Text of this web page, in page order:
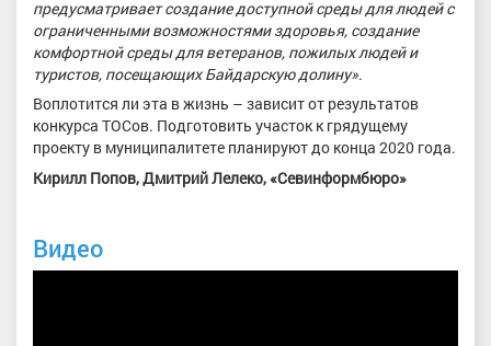
предусматривает создание доступной среды для людей с
ограниченными возможностями здоровья, создание
комфортной среды для ветеранов, пожилых людей и
туристов, посещающих Байдарскую долину».
Воплотится ли эта в жизнь – зависит от результатов
конкурса ТОСов. Подготовить участок к грядущему
проекту в муниципалитете планируют до конца 2020 года.
Кирилл Попов, Дмитрий Лелеко, «Севинформбюро»
Видео